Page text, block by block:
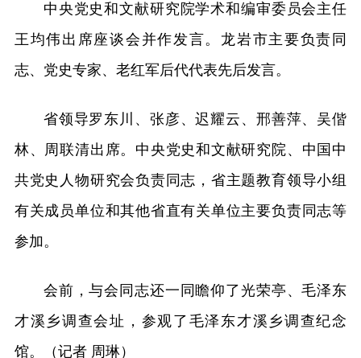
中央党史和文献研究院学术和编审委员会主任
王均伟出席座谈会并作发言。龙岩市主要负责同
志、党史专家、老红军后代代表先后发言。
省领导罗东川、张彦、迟耀云、邢善萍、吴偕
林、周联清出席。中央党史和文献研究院、中国中
共党史人物研究会负责同志，省主题教育领导小组
有关成员单位和其他省直有关单位主要负责同志等
参加。
会前，与会同志还一同瞻仰了光荣亭、毛泽东
才溪乡调查会址，参观了毛泽东才溪乡调查纪念
馆。（记者 周琳）